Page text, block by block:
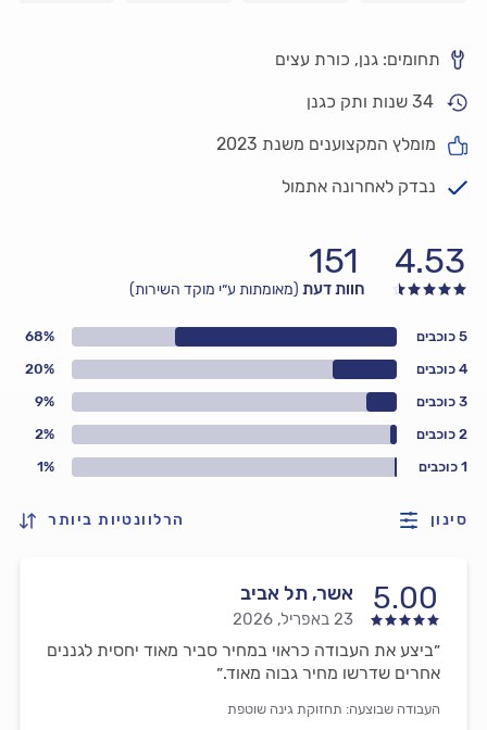
תחומים: גנן, כורת עצים
34 שנות ותק כגנן
מומלץ המקצוענים משנת 2023
נבדק לאחרונה אתמול
4.53
151
חוות דעת (מאומתות ע״י מוקד השירות)
1 כוכבים 1%
2 כוכבים 2%
3 כוכבים 9%
4 כוכבים 20%
5 כוכבים 68%
סינון הרלוונטיות ביותר
5.00 אשר, תל אביב
23 באפריל, 2026
״ביצע את העבודה כראוי במחיר סביר מאוד יחסית לגננים
אחרים שדרשו מחיר גבוה מאוד.״
העבודה שבוצעה: תחזוקת גינה שוטפת